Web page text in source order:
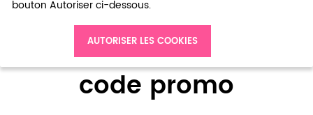
bouton Autoriser ci-dessous.
AUTORISER LES COOKIES
Blog code promo
code promo